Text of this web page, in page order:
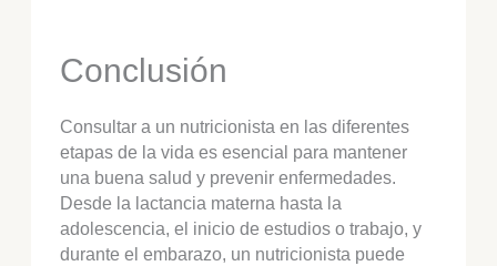
Conclusión
Consultar a un nutricionista en las diferentes
etapas de la vida es esencial para mantener
una buena salud y prevenir enfermedades.
Desde la lactancia materna hasta la
adolescencia, el inicio de estudios o trabajo, y
durante el embarazo, un nutricionista puede